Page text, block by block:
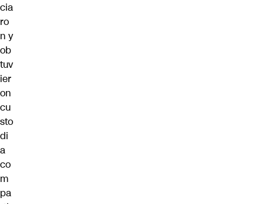
cia
ro
n y
ob
tuv
ier
on
cu
sto
di
a
co
m
pa